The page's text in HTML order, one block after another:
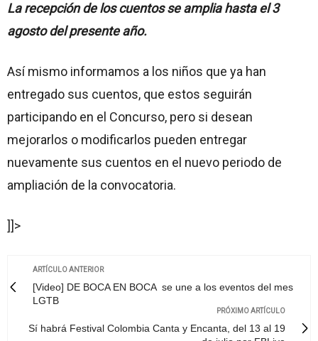
La recepción de los cuentos se amplia hasta el 3
agosto del presente año.
Así mismo informamos a los niños que ya han
entregado sus cuentos, que estos seguirán
participando en el Concurso, pero si desean
mejorarlos o modificarlos pueden entregar
nuevamente sus cuentos en el nuevo periodo de
ampliación de la convocatoria.
]]>
ARTÍCULO ANTERIOR
[Video] DE BOCA EN BOCA se une a los eventos del mes
LGTB
PRÓXIMO ARTÍCULO
Sí habrá Festival Colombia Canta y Encanta, del 13 al 19